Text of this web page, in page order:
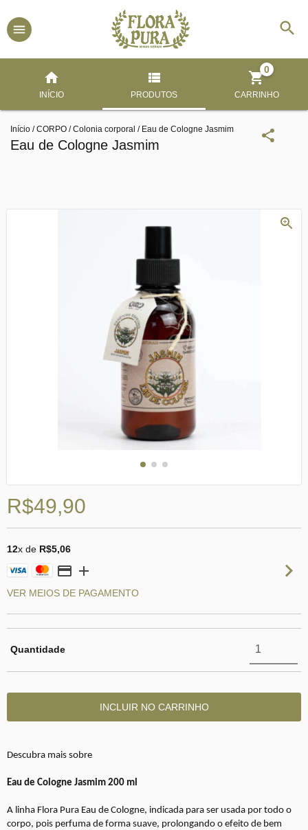
INÍCIO PRODUTOS CARRINHO
0
Início / CORPO / Colonia corporal / Eau de Cologne Jasmim
Eau de Cologne Jasmim
R$49,90
12x de R$5,06
VER MEIOS DE PAGAMENTO
Quantidade
Descubra mais sobre
Eau de Cologne Jasmim 200 ml
A linha Flora Pura Eau de Cologne, indicada para ser usada por todo o
corpo, pois perfuma de forma suave, prolongando o efeito de bem